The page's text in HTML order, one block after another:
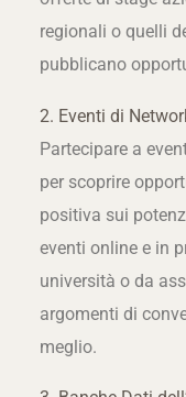
regionali o quelli
pubblicano
2. Eventi di
Partecipare a
per scoprire
positiva sui
eventi online e in
università o da
argomenti di
meglio.